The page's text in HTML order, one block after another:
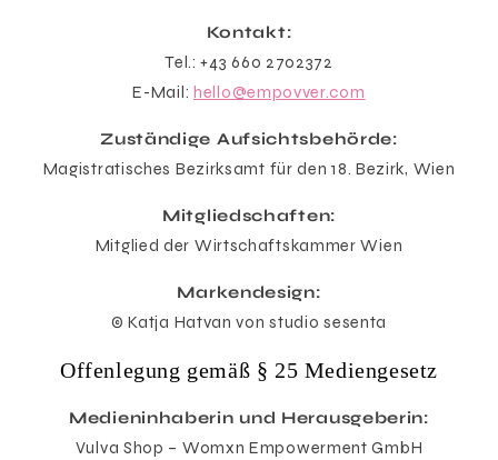
Kontakt:
Tel.: +43 660 2702372
E-Mail: hello@empovver.com
Zuständige Aufsichtsbehörde:
Magistratisches Bezirksamt für den 18. Bezirk, Wien
Mitgliedschaften:
Mitglied der Wirtschaftskammer Wien
Markendesign:
© Katja Hatvan von studio sesenta
Offenlegung gemäß § 25 Mediengesetz
Medieninhaberin und Herausgeberin:
Vulva Shop – Womxn Empowerment GmbH